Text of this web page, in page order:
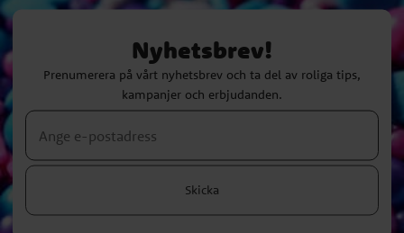
Nyhetsbrev!
Prenumerera på vårt nyhetsbrev och ta del av roliga tips,
kampanjer och erbjudanden.
Skicka